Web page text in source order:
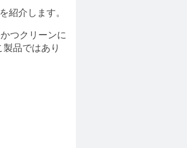
を紹介します。
つクリーンに
品ではあり